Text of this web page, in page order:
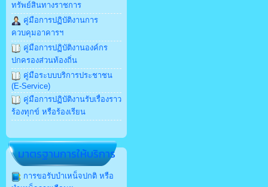
ทรัพย์สินทางราชการ
คู่มือการปฏิบัติงานการ
ควบคุมอาคารฯ
คู่มือการปฏิบัติงานองค์กร
ปกครองส่วนท้องถิ่น
คู่มือระบบบริการประชาชน
(E-Service)
คู่มือการปฏิบัติงานรับเรื่องราว
ร้องทุกข์ หรือร้องเรียน
มาตรฐานการให้บริการ
การขอรับบำเหน็จปกติ หรือ